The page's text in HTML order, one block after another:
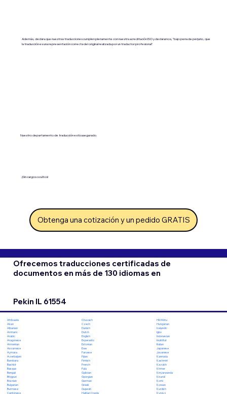
Además, declara que nuestras traducciones cumplen plenamente con nuestra acreditación ISO y declaramos, "bajo pena de perjurio, que
la traducción es una representación correcta del original realizada por un traductor profesional".
Nuestro departamento de traducción está asegurado.
¡Sin cargos ocultos!
Obtenga una cotización y un pedido GRATIS
Ofrecemos traducciones certificadas de
documentos en más de 130 idiomas en
Pekin IL 61554
Afrikaans
Akan
Albanian
Amharic
Arabic
Aragonese
Armenian
Assamese
Aymara
Azerbaijani
Bambara
Bashkir
Basque
Bengali
Bhojpuri
Bosnian
Bulgarian
Burmese
Cantonese
Chuvash
Czech
Danish
Dutch
English
Esperanto
Estonian
Ewe
Faroese
Fijian
Finnish
French
Fula
Galician
Georgian
German
Greek
Gujarati
Haitian Creole
Hiri Motu
Hungarian
Icelandic
Igbo
Indonesian
Inuktitut
Italian
Japanese
Javanese
Kannada
Kashmiri
Kazakh
Khmer
Kinyarwanda
Kirundi
Komi
Korean
Kurdish
Kyrgyz